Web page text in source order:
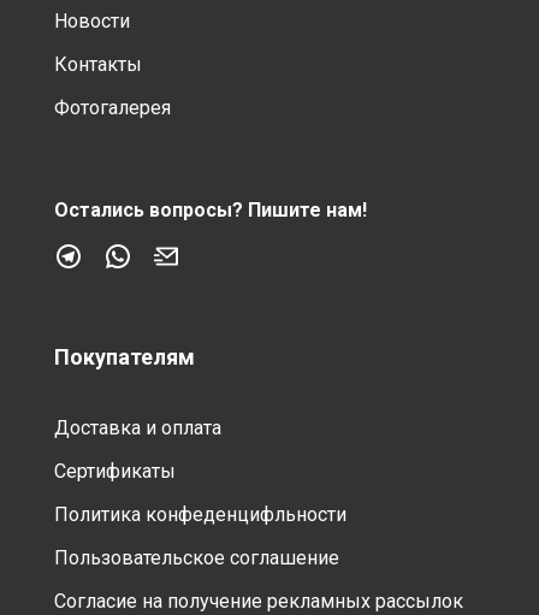
Новости
Контакты
Фотогалерея
Остались вопросы? Пишите нам!
Покупателям
Доставка и оплата
Сертификаты
Политика конфеденцифльности
Пользовательское соглашение
Согласие на получение рекламных рассылок